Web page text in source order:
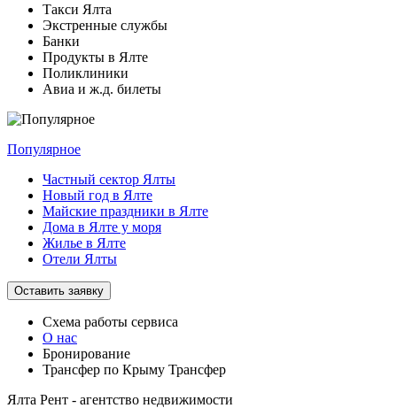
Такси Ялта
Экстренные службы
Банки
Продукты в Ялте
Поликлиники
Авиа и ж.д. билеты
Популярное
Частный сектор Ялты
Новый год в Ялте
Майские праздники в Ялте
Дома в Ялте у моря
Жилье в Ялте
Отели Ялты
Оставить заявку
Схема работы сервиса
О нас
Бронирование
Трансфер по Крыму Трансфер
Ялта Рент - агентство недвижимости